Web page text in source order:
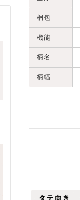
梱包
機能
柄名
柄幅